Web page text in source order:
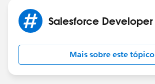
Salesforce Developer
Mais sobre este tópico